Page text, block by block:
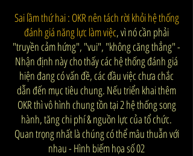
Sai lầm thứ hai : OKR nên tách rời khỏi hệ thống
đánh giá năng lực làm việc, vì nó cần phải
"truyền cảm hứng", "vui", "không căng thẳng" -
Nhận định này cho thấy các hệ thống đánh giá
hiện đang có vấn đề, các đầu việc chưa chắc
dẫn đến mục tiêu chung. Nếu triển khai thêm
OKR thì vô hình chung tồn tại 2 hệ thống song
hành, tăng chi phí & nguồn lực của tổ chức.
Quan trọng nhất là chúng có thể mâu thuẫn với
nhau - Hình biếm họa số 02